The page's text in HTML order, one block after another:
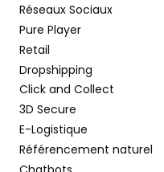
Réseaux Sociaux
Pure Player
Retail
Dropshipping
Click and Collect
3D Secure
E-Logistique
Référencement naturel